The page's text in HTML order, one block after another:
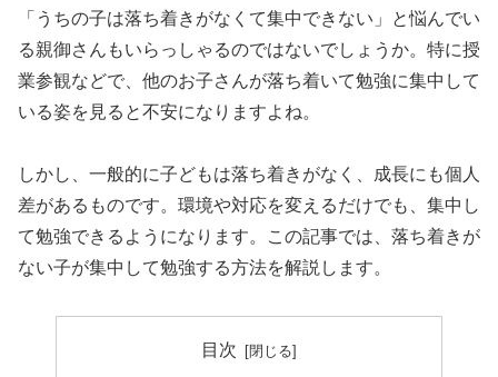
「うちの子は落ち着きがなくて集中できない」と悩んでい
る親御さんもいらっしゃるのではないでしょうか。特に授
業参観などで、他のお子さんが落ち着いて勉強に集中して
いる姿を見ると不安になりますよね。
しかし、一般的に子どもは落ち着きがなく、成長にも個人
差があるものです。環境や対応を変えるだけでも、集中し
て勉強できるようになります。この記事では、落ち着きが
ない子が集中して勉強する方法を解説します。
目次